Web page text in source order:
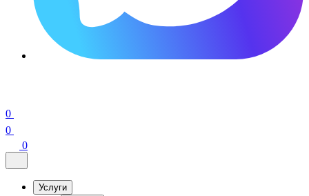
0
0
0
Услуги